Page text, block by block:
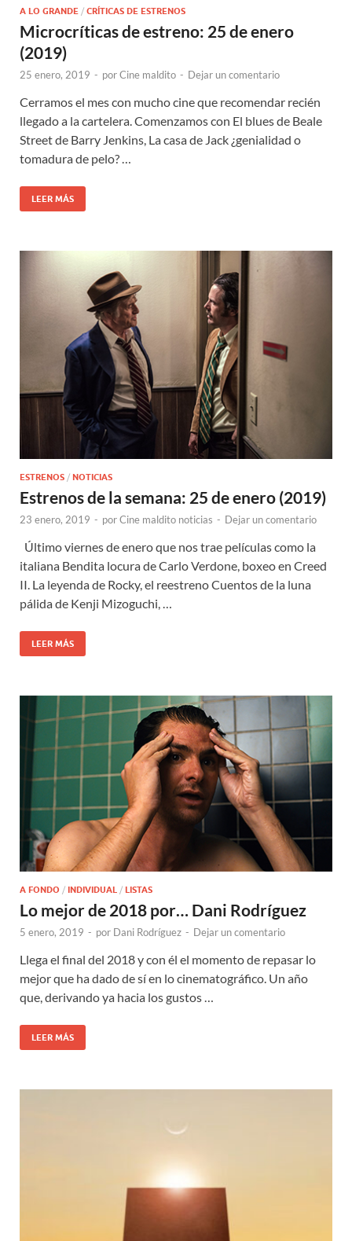
A LO GRANDE / CRÍTICAS DE ESTRENOS
Microcríticas de estreno: 25 de enero
(2019)
25 enero, 2019 - porCine maldito - Dejar un comentario
Cerramos el mes con mucho cine que recomendar recién
llegado a la cartelera. Comenzamos con El blues de Beale
Street de Barry Jenkins, La casa de Jack ¿genialidad o
tomadura de pelo? …
LEER MÁS
ESTRENOS / NOTICIAS
Estrenos de la semana: 25 de enero (2019)
23 enero, 2019 - porCine maldito noticias - Dejar un comentario
Último viernes de enero que nos trae películas como la
italiana Bendita locura de Carlo Verdone, boxeo en Creed
II. La leyenda de Rocky, el reestreno Cuentos de la luna
pálida de Kenji Mizoguchi, …
LEER MÁS
A FONDO / INDIVIDUAL / LISTAS
Lo mejor de 2018 por… Dani Rodríguez
5 enero, 2019 - por Dani Rodríguez - Dejar un comentario
Llega el final del 2018 y con él el momento de repasar lo
mejor que ha dado de sí en lo cinematográfico. Un año
que, derivando ya hacia los gustos …
LEER MÁS